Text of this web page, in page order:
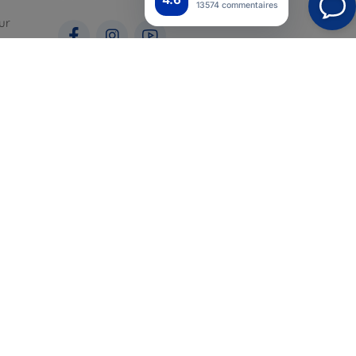
13574 commentaires